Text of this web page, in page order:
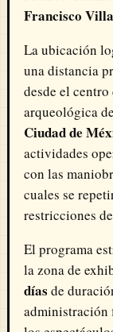
Francisco Villa
La ubicación
una distancia
desde el
arqueológica de
Ciudad de
actividades
con las
cuales se
restricciones
El programa
la zona de
días de
administración